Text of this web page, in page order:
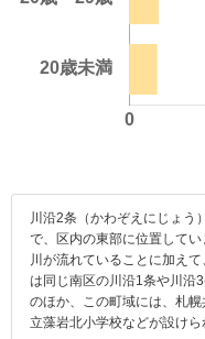
川沿2条（かわぞえにじょう
で、区内の東部に位置して
川が流れていることに加え
は同じ南区の川沿1条や川沿
のほか、この町域には、札
立藻岩北小学校などが設けら